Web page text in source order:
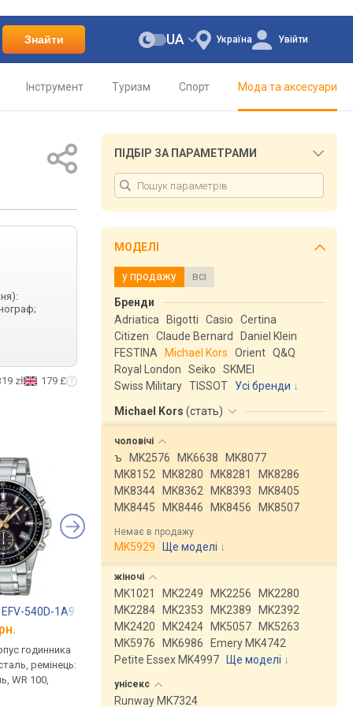
Знайти Україна
UA Увійти
Інструмент Туризм Спорт Мода та аксесуари
zł 179 £
540D-1A9
годинника
ремінець:
WR 100,
Michael Kors MK8725
від 8 700 грн.
кварцові, корпус годинника
нержавіюча сталь, ремінець:
браслет сталь, WR 50, США
порівняти
Casio Edifice EFV-
від 8 000 грн.
кварцові, корпус
нержавіюча сталь,
ПІДБІР ЗА ПАРАМЕТРАМИ
МОДЕЛІ
у продажу всі
Бренди
Adriatica
Bigotti Casio
Certina
Citizen
Claude Bernard
Daniel Klein
FESTINA
Michael Kors Orient Q&Q
Royal London
Seiko
SKMEI
Swiss Military TISSOT
Усі бренди
Michael Kors (стать)
чоловічі
ъ MK2576 MK6638
MK8077
MK8152
MK8280 MK8281
MK8286
MK8344
MK8362 MK8393
MK8405
MK8445
MK8446 MK8456 MK8507
Немає в продажу
MK5929 Ще моделі ↓
жіночі
MK1021 MK2249 MK2256
MK2280
MK2284
MK2353 MK2389
MK2392
MK2420
MK2424 MK5057
MK5263
MK5976
MK6986
Emery MK4742
Petite Essex MK4997
Ще моделі ↓
унісекс
Runway MK7324